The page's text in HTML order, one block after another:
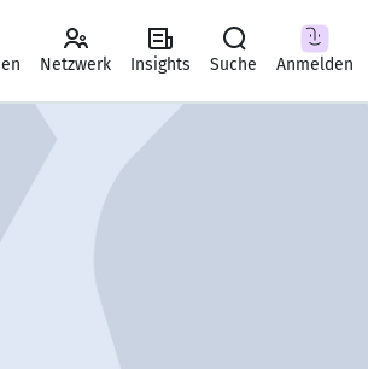
Netzwerk Insights Suche Anmelden